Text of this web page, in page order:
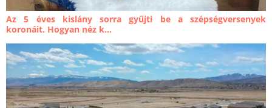
Az 5 éves kislány sorra gyűjti be a szépségversenyek
koronáit. Hogyan néz k...